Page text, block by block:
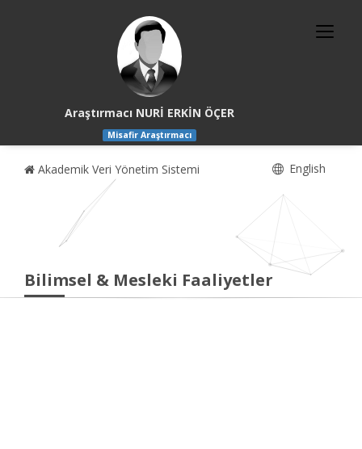
Araştırmacı NURİ ERKİN ÖÇER
Misafir Araştırmacı
Akademik Veri Yönetim Sistemi English
Bilimsel & Mesleki Faaliyetler